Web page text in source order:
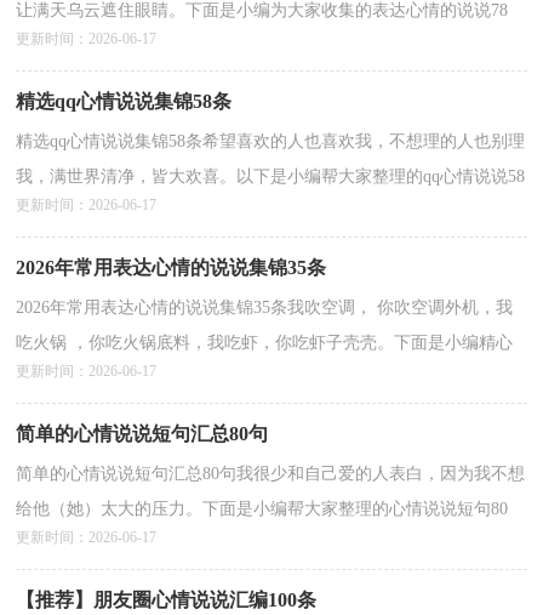
让满天乌云遮住眼睛。下面是小编为大家收集的表达心情的说说78
条,欢迎阅读。1、风云瞬息，年华瞬息，花开瞬息，月盈瞬...
更新时间：2026-06-17
精选qq心情说说集锦58条
精选qq心情说说集锦58条希望喜欢的人也喜欢我，不想理的人也别理
我，满世界清净，皆大欢喜。以下是小编帮大家整理的qq心情说说58
条,希望能够帮助到大家。1、每个人的审美观不同、...
更新时间：2026-06-17
2026年常用表达心情的说说集锦35条
2026年常用表达心情的说说集锦35条我吹空调， 你吹空调外机，我
吃火锅 ，你吃火锅底料，我吃虾，你吃虾子壳壳。下面是小编精心
准备的表达心情的说说35条,欢迎大家借鉴与参考，希望对大...
更新时间：2026-06-17
简单的心情说说短句汇总80句
简单的心情说说短句汇总80句我很少和自己爱的人表白，因为我不想
给他（她）太大的压力。下面是小编帮大家整理的心情说说短句80
句,供各位参考。1、酿一滴百花之露带给你漂亮，酿一滴...
更新时间：2026-06-17
【推荐】朋友圈心情说说汇编100条